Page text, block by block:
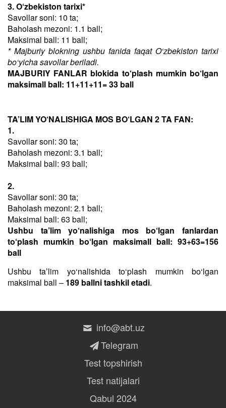
3. O‘zbekiston tarixi*
Savollar soni: 10 ta;
Baholash mezoni: 1.1 ball;
Maksimal ball: 11 ball;
* Majburiy blokning ushbu fanida faqat O‘zbekiston tarixi
bo‘yicha savollar beriladi.
MAJBURIY FANLAR blokida to‘plash mumkin bo‘lgan
maksimall ball: 11+11+11= 33 ball
TA’LIM YO‘NALISHIGA MOS BO‘LGAN 2 TA FAN:
1.
Savollar soni: 30 ta;
Baholash mezoni: 3.1 ball;
Maksimal ball: 93 ball;
2.
Savollar soni: 30 ta;
Baholash mezoni: 2.1 ball;
Maksimal ball: 63 ball;
Ushbu ta’lim yo‘nalishiga mos bo‘lgan fanlardan
to‘plash mumkin bo‘lgan maksimall ball: 93+63=156
ball
Ushbu taʼlim yo‘nalishida to‘plash mumkin bo‘lgan
maksimal ball – 189 ballni tashkil etadi.
info@abt.uz
Telegram
Test topshirish
Test natijalari
Qabul 2024